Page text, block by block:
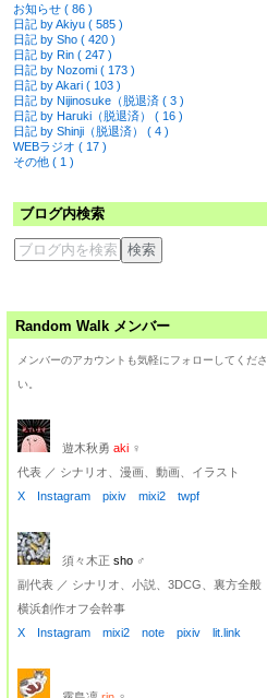
お知らせ ( 86 )
日記 by Akiyu ( 585 )
日記 by Sho ( 420 )
日記 by Rin ( 247 )
日記 by Nozomi ( 173 )
日記 by Akari ( 103 )
日記 by Nijinosuke（脱退済 ( 3 )
日記 by Haruki（脱退済） ( 16 )
日記 by Shinji（脱退済） ( 4 )
WEBラジオ ( 17 )
その他 ( 1 )
ブログ内検索
Random Walk メンバー
メンバーのアカウントも気軽にフォローしてくださ
い。
遊木秋勇 aki ♀
代表 ／ シナリオ、漫画、動画、イラスト
X
Instagram pixiv mixi2 twpf
須々木正 sho ♂
副代表 ／ シナリオ、小説、3DCG、裏方全般
横浜創作オフ会幹事
X
Instagram mixi2 note pixiv lit.link